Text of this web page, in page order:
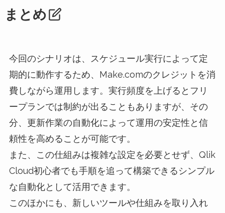
まとめ
今回のシナリオは、スケジュール実行によって定
期的に動作するため、Make.comのクレジットを消
費しながら運用します。実行頻度を上げるとフリ
ープランでは制約が出ることもありますが、その
分、更新作業の自動化によって運用の安定性と信
頼性を高めることが可能です。
また、この仕組みは複雑な設定を必要とせず、Qlik
Cloud初心者でも手順を追って構築できるシンプル
な自動化として活用できます。
このほかにも、新しいツールや仕組みを取り入れ